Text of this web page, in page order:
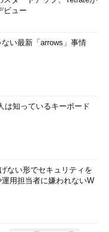
ビュー
い最新「arrows」事情
は知っているキーボード
ない形でセキュリティを
用担当者に嫌われないW